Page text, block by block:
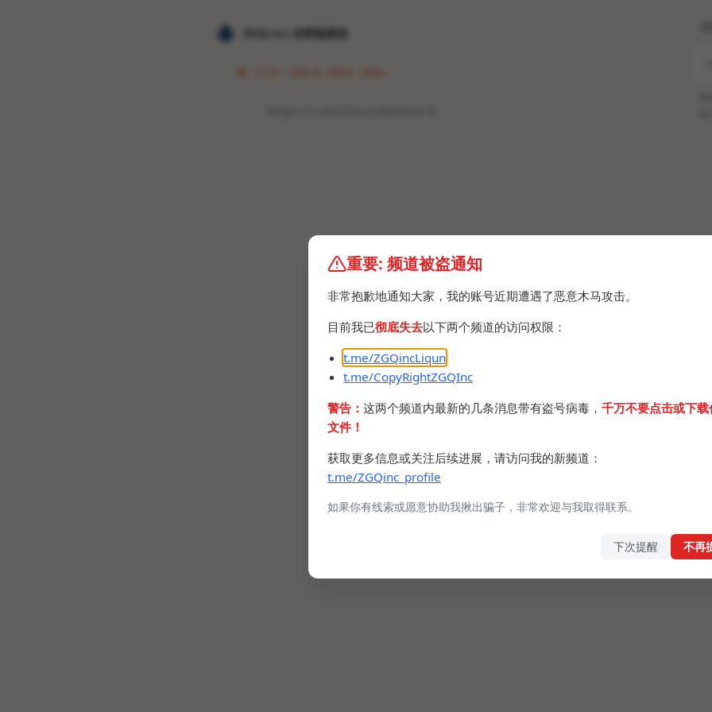
𝐙𝐆𝐐 ɪɴᴄ.的唠嗑频道
重要: 频道被盗通知
非常抱歉地通知大家，我的账号近期遭遇了恶意木马攻击。
目前我已彻底失去以下两个频道的访问权限：
t.me/ZGQincLiqun
t.me/CopyRightZGQInc
警告： 这两个频道内最新的几条消息带有盗号病毒， 千万不要点击或下载
文件！
获取更多信息或关注后续进展，请访问我的新频道：
t.me/ZGQinc_profile
如果你有线索或愿意协助我揪出骗子，非常欢迎与我取得联系。
下次提醒 不再